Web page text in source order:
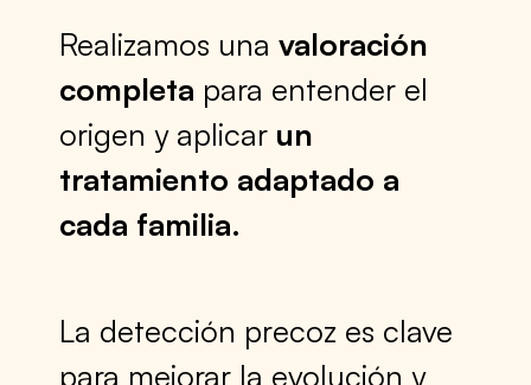
Realizamos una valoración
completa para entender el
origen y aplicar un
tratamiento adaptado a
cada familia.
La detección precoz es clave
para mejorar la evolución y